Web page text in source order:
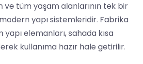
tüm yaşam alanlarının tek bir
yapı sistemleridir. Fabrika
elemanları, sahada kısa
kullanıma hazır hale getirilir.